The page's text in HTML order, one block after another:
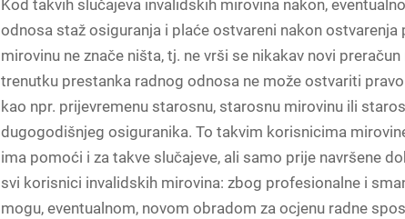
Kod takvih slučajeva invalidskih mirovina nakon,
odnosa staž osiguranja i plaće ostvareni nakon ostvarenja
mirovinu ne znače ništa, tj. ne vrši se nikakav novi
trenutku prestanka radnog odnosa ne može ostvariti
kao npr. prijevremenu starosnu, starosnu mirovinu ili
dugogodišnjeg osiguranika. To takvim korisnicima
ima pomoći i za takve slučajeve, ali samo prije navršene
svi korisnici invalidskih mirovina: zbog profesionalne i
mogu, eventualnom, novom obradom za ocjenu radne